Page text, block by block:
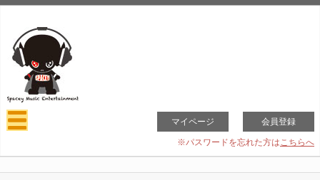
マイページ 会員登録
※パスワードを忘れた方はこちらへ